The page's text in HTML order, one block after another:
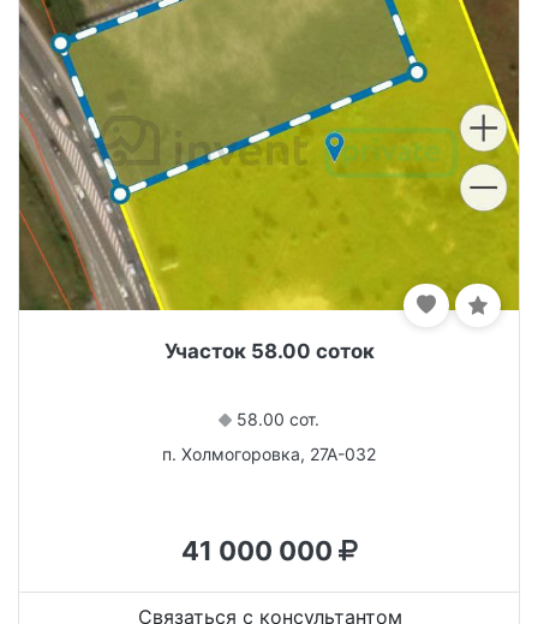
Участок 58.00 соток
58.00 сот.
п. Холмогоровка, 27А-032
41 000 000
Связаться с консультантом